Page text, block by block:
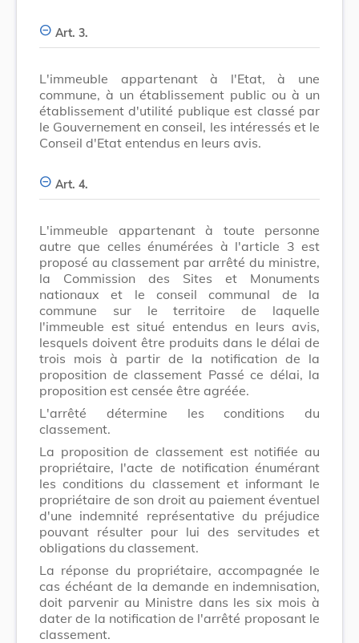
Art. 3.
L'immeuble appartenant à l'Etat, à une
commune, à un établissement public ou à un
établissement d'utilité publique est classé par
le Gouvernement en conseil, les intéressés et le
Conseil d'Etat entendus en leurs avis.
Art. 4.
L'immeuble appartenant à toute personne
autre que celles énumérées à l'article 3 est
proposé au classement par arrêté du ministre,
la Commission des Sites et Monuments
nationaux et le conseil communal de la
commune sur le territoire de laquelle
l'immeuble est situé entendus en leurs avis,
lesquels doivent être produits dans le délai de
trois mois à partir de la notification de la
proposition de classement Passé ce délai, la
proposition est censée être agréée.
L'arrêté détermine les conditions du
classement.
La proposition de classement est notifiée au
propriétaire, l'acte de notification énumérant
les conditions du classement et informant le
propriétaire de son droit au paiement éventuel
d'une indemnité représentative du préjudice
pouvant résulter pour lui des servitudes et
obligations du classement.
La réponse du propriétaire, accompagnée le
cas échéant de la demande en indemnisation,
doit parvenir au Ministre dans les six mois à
dater de la notification de l'arrêté proposant le
classement.